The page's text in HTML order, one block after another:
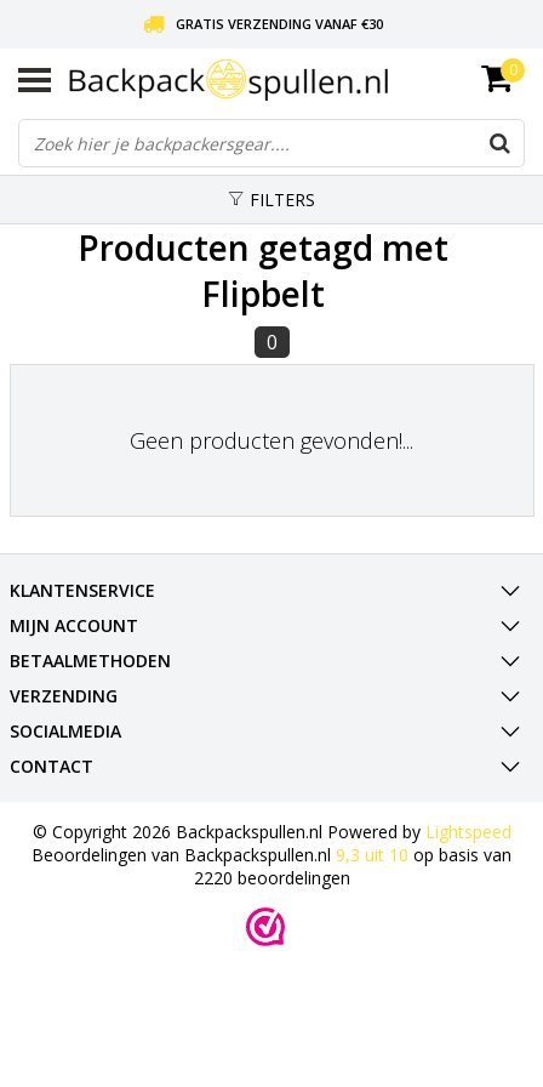
GRATIS VERZENDING VANAF €30
LIEFDE VOOR BACKPACKEN!
30 DAGEN GRATIS RETOUR
0
FILTERS
Producten getagd met
Flipbelt
0
Geen producten gevonden!...
KLANTENSERVICE
MIJN ACCOUNT
BETAALMETHODEN
VERZENDING
SOCIALMEDIA
CONTACT
© Copyright 2026 Backpackspullen.nl Powered by Lightspeed
Beoordelingen van Backpackspullen.nl 9,3 uit 10 op basis van
2220 beoordelingen